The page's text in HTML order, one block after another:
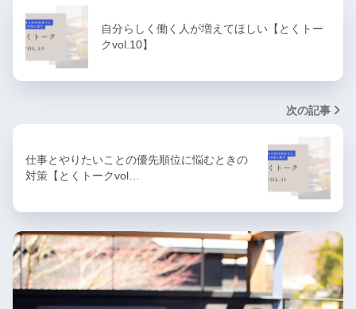
自分らしく働く人が増えてほしい【とくトー
クvol.10】
次の記事
仕事とやりたいことの優先順位に悩むときの
対策【とくトークvol…